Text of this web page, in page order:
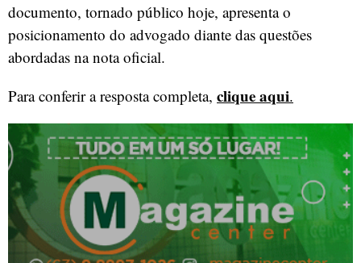
documento, tornado público hoje, apresenta o
posicionamento do advogado diante das questões
abordadas na nota oficial.
Para conferir a resposta completa, clique aqui.